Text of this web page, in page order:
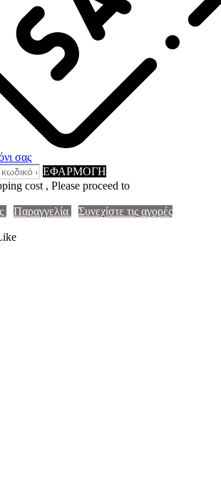
σας
ΕΦΑΡΜΟΓΗ
cost , Please proceed to
Παραγγελία
Συνεχίστε τις αγορές